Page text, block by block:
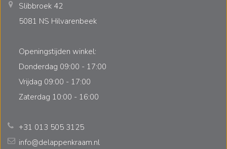
Slibbroek 42
5081 NS Hilvarenbeek
Openingstijden winkel:
Donderdag 09:00 - 17:00
Vrijdag 09:00 - 17:00
Zaterdag 10:00 - 16:00
+31 013 505 3125
info@delappenkraam.nl